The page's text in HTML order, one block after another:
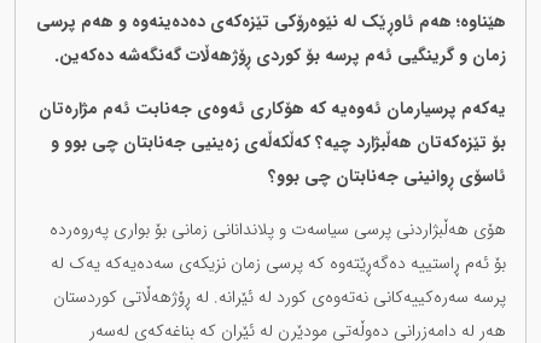
هێناوە؛ هەم ئاوڕێک لە نێوەرۆکی تێزەکەی دەدەینەوە و هەم پرسی
زمان و گرینگیی ئەم پرسە بۆ کوردی ڕۆژهەڵات گەنگەشە دەکەین.
یەکەم پرسیارمان ئەوەیە کە هۆکاری ئەوەی جەنابت ئەم مژارەتان
بۆ تێزەکەتان هەڵبژارد چیە؟ کەڵکەڵەی زەینیی جەنابتان چی بوو و
ئاسۆی ڕوانینی جەنابتان چی بوو؟
هۆی هەڵبژاردنی پرسی سیاسەت و پلاندانانی زمانی بۆ بواری پەروەردە
بۆ ئەم ڕاستییە دەگەڕێتەوە کە پرسی زمان نزیکەی سەدەیەکە یەک لە
پرسە سەرەکییەکانی نەتەوەی کورد لە ئێرانە. لە ڕۆژهەڵاتی کوردستان
هەر لە دامەزرانی دەوڵەتی مودێرن لە ئێران کە بناغەکەی لەسەر